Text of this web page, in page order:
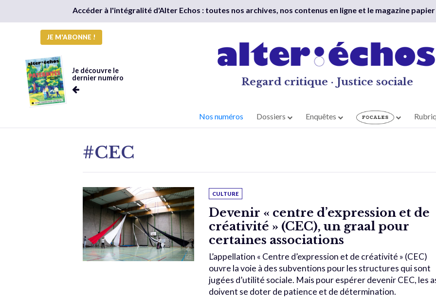
Accéder à l'intégralité d'Alter Echos : toutes nos archives, nos contenus en ligne et le magazine
JE M'ABONNE !
Je découvre le
dernier numéro
Regard critique · Justice sociale
Nos numéros Dossiers Enquêtes
#CEC
CULTURE
Devenir « centre d’expression et de
créativité » (CEC), un graal pour
certaines associations
L’appellation « Centre d’expression et de créativité » (CEC)
ouvre la voie à des subventions pour les structures qui sont
jugées d’utilité sociale. Mais pour espérer devenir CEC, les
doivent se doter de patience et de détermination.